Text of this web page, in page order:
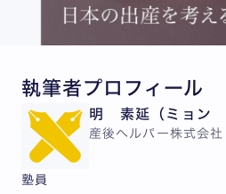
執筆者プロフィール
明 素延（ミョン
産後ヘルパー株式会
塾員